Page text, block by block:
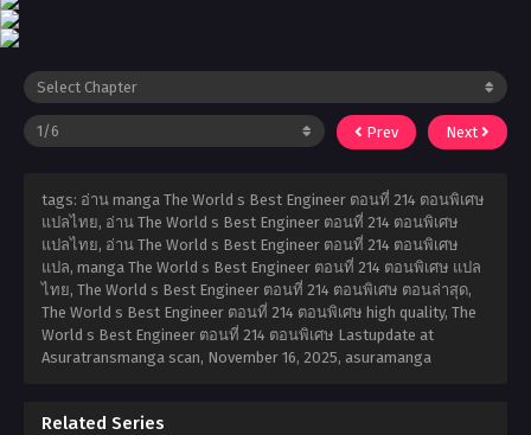
Prev Next
tags: อ่าน manga The World s Best Engineer ตอนที่ 214 ตอนพิเศษ
แปลไทย, อ่าน The World s Best Engineer ตอนที่ 214 ตอนพิเศษ
แปลไทย, อ่าน The World s Best Engineer ตอนที่ 214 ตอนพิเศษ
แปล, manga The World s Best Engineer ตอนที่ 214 ตอนพิเศษ แปล
ไทย, The World s Best Engineer ตอนที่ 214 ตอนพิเศษ ตอนล่าสุด,
The World s Best Engineer ตอนที่ 214 ตอนพิเศษ high quality, The
World s Best Engineer ตอนที่ 214 ตอนพิเศษ Lastupdate at
Asuratransmanga scan, November 16, 2025, asuramanga
Related Series